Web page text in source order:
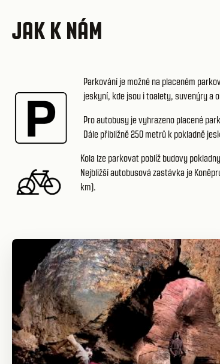
JAK K NÁM
Parkování je možné na placeném
jeskyní, kde jsou i toalety, suvenýry a
Pro autobusy je vyhrazeno placené
Dále přibližně 250 metrů k pokladně
Kola lze parkovat poblíž budovy
Nejbližší autobusová zastávka je
km).